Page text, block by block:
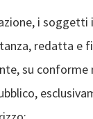
i soggetti
redatta e
su conforme